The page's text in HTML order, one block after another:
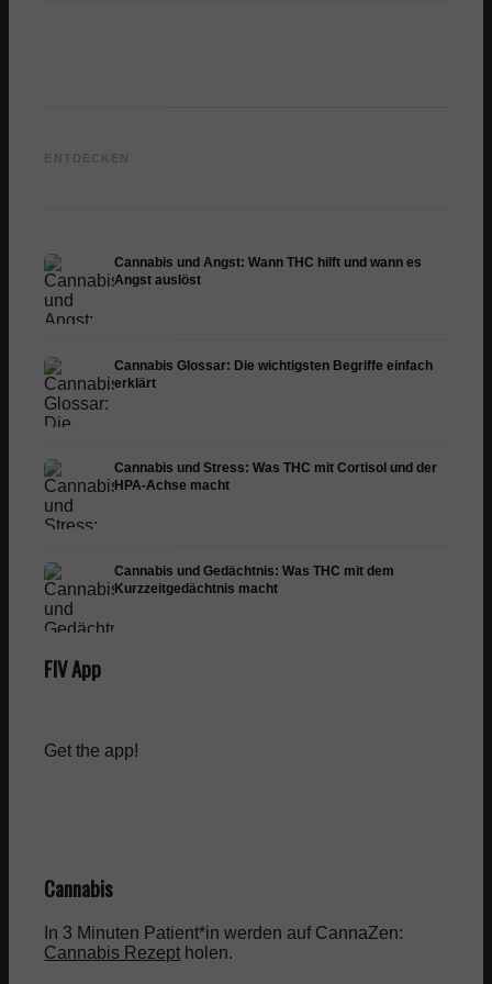
ENTDECKEN
Stand der Forschung
Cannabis und Angst: Wann THC hilft und wann es
Angst auslöst
Cannabis Glossar: Die wichtigsten Begriffe einfach
erklärt
Cannabis und Stress: Was THC mit Cortisol und der
HPA-Achse macht
Cannabis und Gedächtnis: Was THC mit dem
Kurzzeitgedächtnis macht
FIV App
Get the app!
Cannabis
In 3 Minuten Patient*in werden auf CannaZen:
Cannabis Rezept holen.